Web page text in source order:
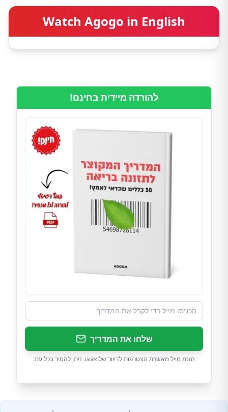
Watch Agogo in English
להורדה מיידית בחינם!
שלחו את המדריך
הזנת מייל מאשרת הצטרפות לדיוור של אגוגו. ניתן להסיר בכל עת.